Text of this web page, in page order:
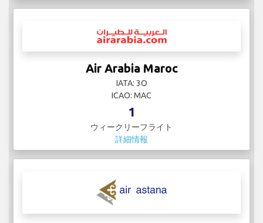
Air Arabia Maroc
IATA: 3O
ICAO: MAC
1
ウィークリーフライト
詳細情報